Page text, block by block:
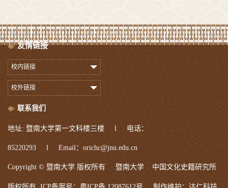
友情链接
校内链接
校外链接
联系我们
地址: 暨南大学第一文科楼三楼 l 电话：
85220293 l Email：orichc@jnu.edu.cn
Copyright © 暨南大学 版权所有 暨南大学 中国文化史籍研究所